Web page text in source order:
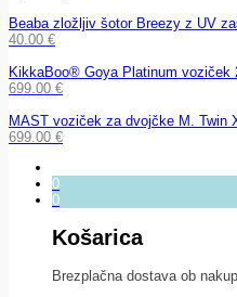
Beaba zložljiv šotor Breezy z UV
40.00 €
KikkaBoo® Goya Platinum voziček
699.00 €
MAST voziček za dvojčke M. Twin
699.00 €
0
0
Košarica
Brezplačna dostava ob